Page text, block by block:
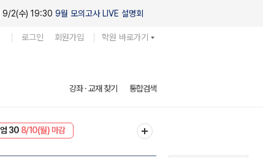
9/2(수) 19:30 9월 모의고사 LIVE 설명회
로그인 회원가입 학원 바로가기
강좌 · 교재 찾기 통합검색
8/10(월) 마감